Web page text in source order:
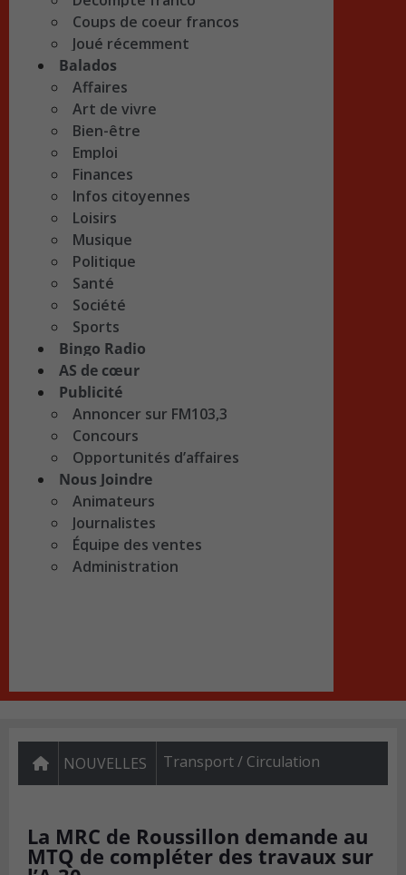
Coups de coeur francos
Joué récemment
Balados
Affaires
Art de vivre
Bien-être
Emploi
Finances
Infos citoyennes
Loisirs
Musique
Politique
Santé
Société
Sports
Bingo Radio
AS de cœur
Publicité
Annoncer sur FM103,3
Concours
Opportunités d’affaires
Nous Joindre
Animateurs
Journalistes
Équipe des ventes
Administration
NOUVELLES Transport / Circulation
La MRC de Roussillon demande au
MTQ de compléter des travaux sur